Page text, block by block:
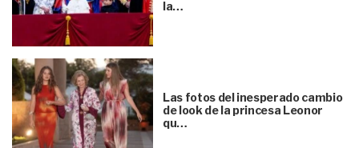
la…
Las fotos del inesperado cambio
de look de la princesa Leonor
qu…